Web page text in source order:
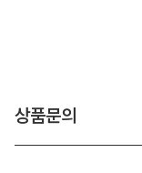
상품문의